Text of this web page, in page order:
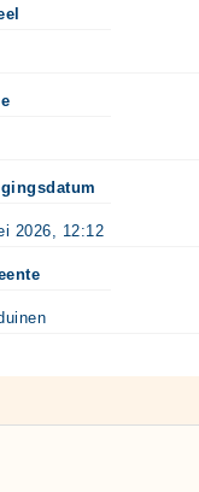
2026, 12:12